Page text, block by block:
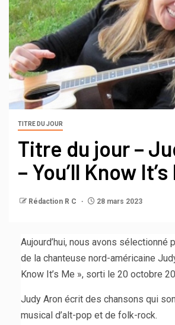
TITRE DU JOUR
Titre du jour –
– You’ll Know It’s
Rédaction R C 28 mars 2023
Aujourd’hui, nous avons sélectionné
de la chanteuse nord-américaine
Know It’s Me », sorti le 20 octobre
Judy Aron écrit des chansons qui
musical d’alt-pop et de folk-rock.